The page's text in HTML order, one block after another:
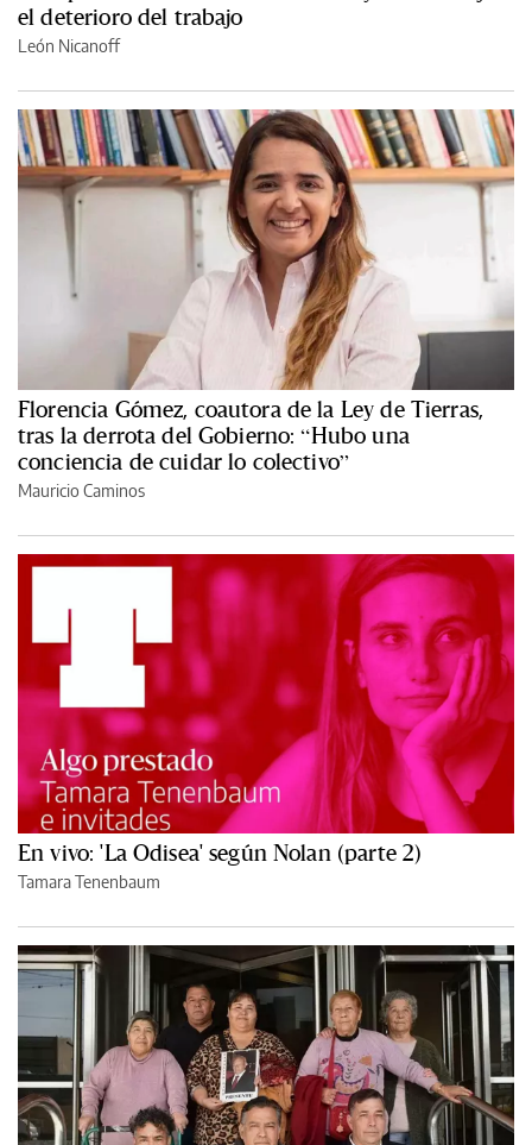
el deterioro del trabajo
León Nicanoff
Florencia Gómez, coautora de la Ley de Tierras,
tras la derrota del Gobierno: “Hubo una
conciencia de cuidar lo colectivo”
Mauricio Caminos
En vivo: 'La Odisea' según Nolan (parte 2)
Tamara Tenenbaum